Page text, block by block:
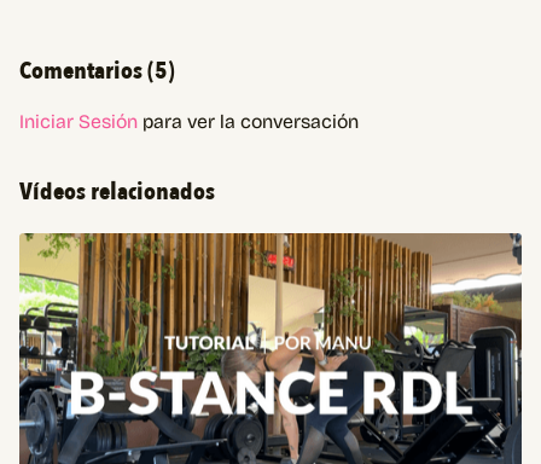
Comentarios (5)
Iniciar Sesión para ver la conversación
Vídeos relacionados